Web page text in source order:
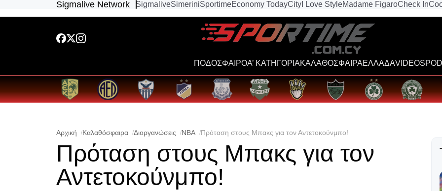
Sigmalive Network SigmaliveSimeriniSportimeEconomy TodayCity I Love StyleMadame FigaroCheck In
ΠΟΔΟΣΦΑΙΡΟΑ’ ΚΑΤΗΓΟΡΙΑΚΑΛΑΘΟΣΦΑΙΡΑΕΛΛΑΔΑVIDEOS
Αρχική Καλαθόσφαιρα Διοργανώσεις NBA Πρόταση στους Μπακς για τον Αντετοκούνμπο!
Πρόταση στους Μπακς για τον
Αντετοκούνμπο!